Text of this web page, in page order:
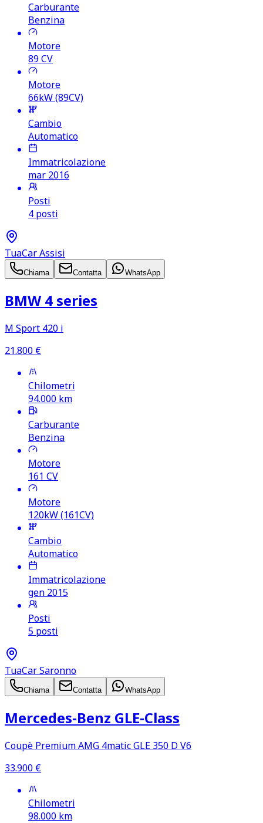
Carburante
Benzina
Motore
89CV
Motore
66kW (89CV)
Cambio
Automatico
Immatricolazione
mar 2016
Posti
4 posti
TuaCar Assisi
Chiama Contatta WhatsApp
BMW 4 series
M Sport 420 i
21.800 €
Chilometri
94.000 km
Carburante
Benzina
Motore
161 CV
Motore
120kW (161CV)
Cambio
Automatico
Immatricolazione
gen 2015
Posti
5 posti
TuaCar Saronno
Chiama Contatta WhatsApp
Mercedes‑Benz GLE‑Class
Coupè Premium AMG 4matic GLE 350 D V6
33.900 €
Chilometri
98.000 km